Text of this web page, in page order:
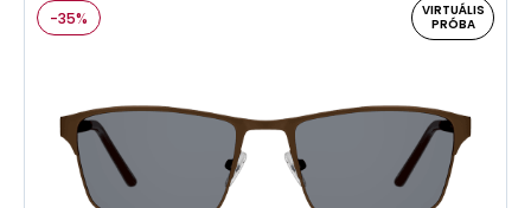
-35%
VIRTUÁLIS
PRÓBA